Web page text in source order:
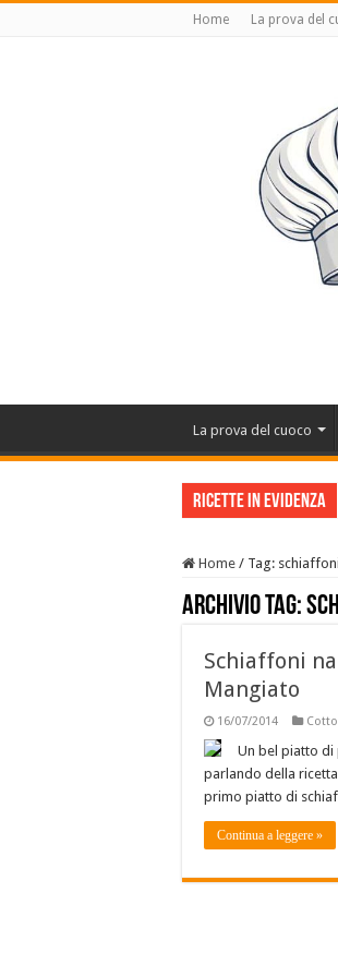
Home La prova del
La prova del cuoco
Ricette in evidenza
Home / Tag:
Archivio tag:
Schiaffoni
Mangiato
16/07/2014
Un bel piatto di
parlando della
primo piatto di
Continua a leggere »